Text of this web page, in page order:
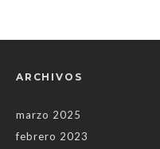
ARCHIVOS
marzo 2025
febrero 2023